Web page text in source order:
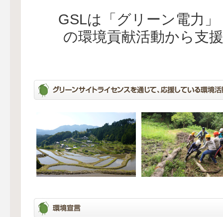
GSLは「グリーン電力
の環境貢献活動から支